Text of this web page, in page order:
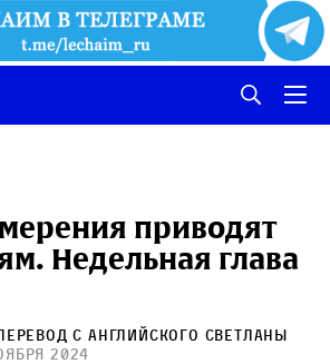
приводят
Недельная глава
Перевод с английского Светланы
2024